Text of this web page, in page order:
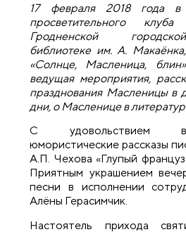
17 февраля 2018 года в
просветительного
Гродненской
библиотеке им. А.
«Солнце, Масленица,
ведущая мероприятия,
празднования Масленицы в
дни, о Масленице в
С удовольствием
юмористические рассказы
А.П. Чехова «Глупый
Приятным украшением
песни в исполнении
Алёны Герасимчик.
Настоятель прихода